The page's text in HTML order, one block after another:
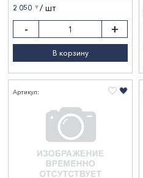
2 050 〒 / шт
- +
В корзину
Артикул: